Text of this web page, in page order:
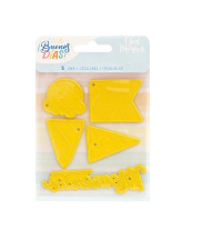
TROQUELES
2
BUENOS
DIAS
(5PZ)
cantidad